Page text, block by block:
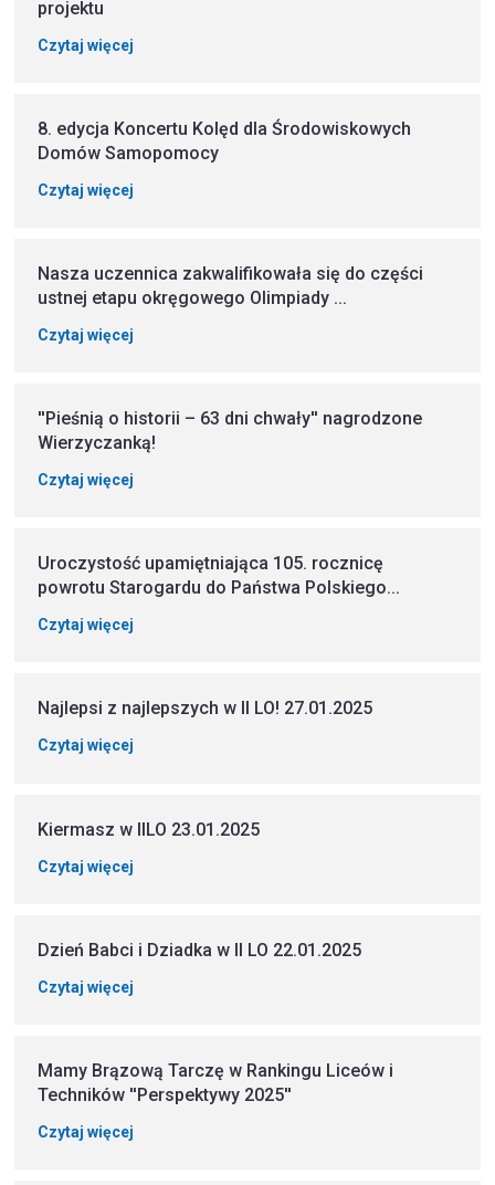
projektu
Czytaj więcej
8. edycja Koncertu Kolęd dla Środowiskowych
Domów Samopomocy
Czytaj więcej
Nasza uczennica zakwalifikowała się do części
ustnej etapu okręgowego Olimpiady ...
Czytaj więcej
''Pieśnią o historii – 63 dni chwały'' nagrodzone
Wierzyczanką!
Czytaj więcej
Uroczystość upamiętniająca 105. rocznicę
powrotu Starogardu do Państwa Polskiego...
Czytaj więcej
Najlepsi z najlepszych w II LO! 27.01.2025
Czytaj więcej
Kiermasz w IILO 23.01.2025
Czytaj więcej
Dzień Babci i Dziadka w II LO 22.01.2025
Czytaj więcej
Mamy Brązową Tarczę w Rankingu Liceów i
Techników ''Perspektywy 2025''
Czytaj więcej